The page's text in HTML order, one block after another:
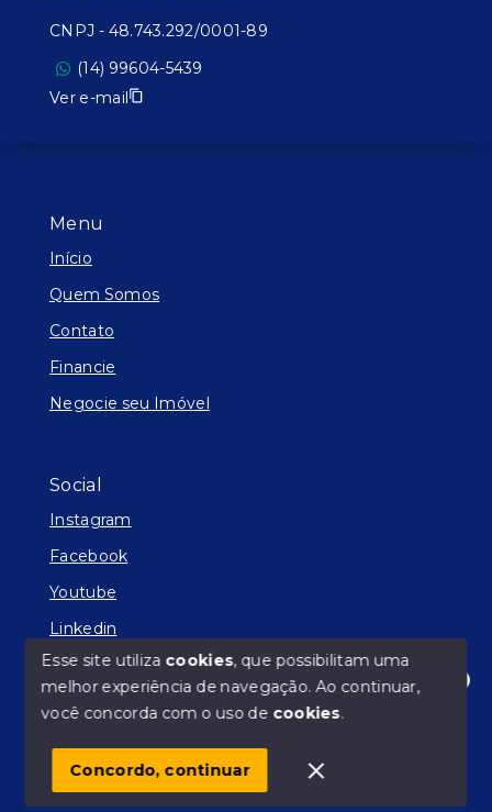
Olá! Estamos disponíveis para te ajudar.
Menu
Início
Quem Somos
Contato
Financie
Negocie seu Imóvel
Social
Instagram
Facebook
Youtube
Linkedin
© Copyright 2026 - Facilitador de Sonhos - Todos os
SITE PARA IMOBILIARIA
CNPJ - 48.743.292/0001-89
(14) 99604-5439
Ver e-mail
Esse site utiliza cookies, que possibilitam uma
melhor experiência de navegação.Ao continuar,
você concorda com o uso de cookies.
Concordo, continuar